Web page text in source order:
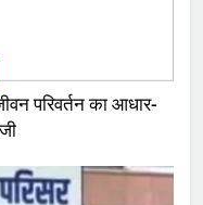
परिवर्तन का आधार-